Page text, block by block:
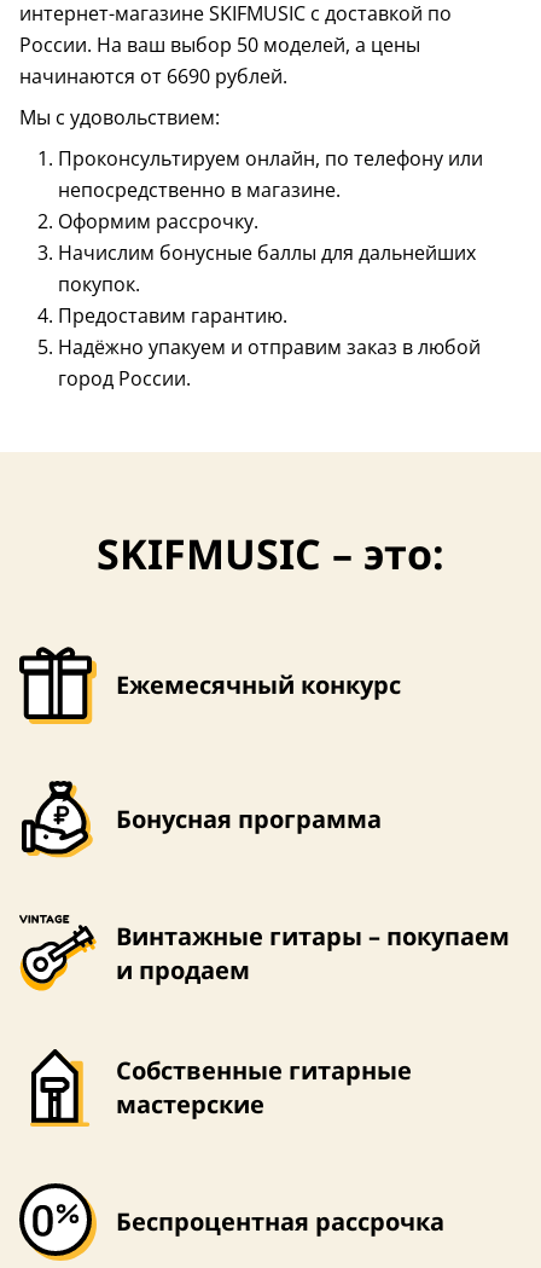
кейс в комплекте
интернет-магазине SKIFMUSIC с доставкой по
России. На ваш выбор 50 моделей, а цены
начинаются от 6690 рублей.
Мы с удовольствием:
Проконсультируем онлайн, по телефону или
непосредственно в магазине.
Оформим рассрочку.
Начислим бонусные баллы для дальнейших
покупок.
Предоставим гарантию.
Надёжно упакуем и отправим заказ в любой
город России.
SKIFMUSIC – это:
Ежемесячный конкурс
Бонусная программа
Винтажные гитары – покупаем
и продаем
Собственные гитарные
мастерские
Беспроцентная рассрочка